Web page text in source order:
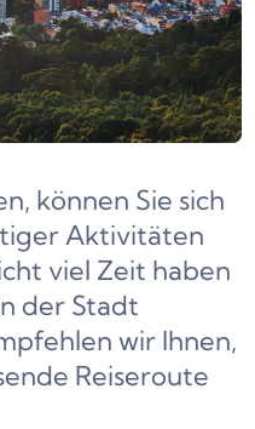
können Sie sich
Aktivitäten
viel Zeit haben
der Stadt
wir Ihnen,
Reiseroute